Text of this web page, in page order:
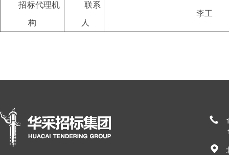
招标代理机
构
联系
人
李工